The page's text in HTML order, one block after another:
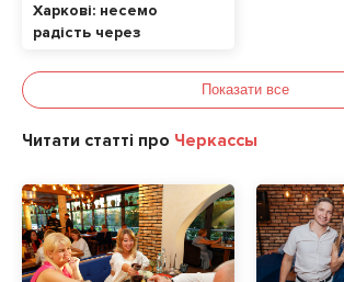
Харкові: несемо
радість через
Показати все
Читати статті про Черкассы